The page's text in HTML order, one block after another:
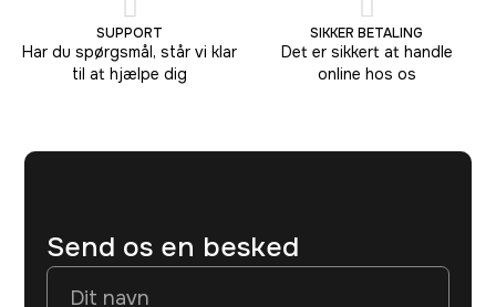
SUPPORT
Har du spørgsmål, står vi klar
til at hjælpe dig
SIKKER BETALING
Det er sikkert at handle
online hos os
Send os en besked